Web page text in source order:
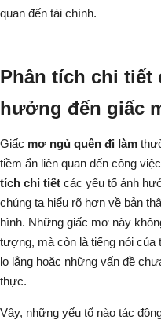
quan đến tài chính.
Phân tích chi tiết
hưởng đến giấc
Giấc mơ ngủ quên đi làm
tiềm ẩn liên quan đến công
tích chi tiết các yếu tố ảnh
chúng ta hiểu rõ hơn về bản
hình. Những giấc mơ này
tượng, mà còn là tiếng nói
lo lắng hoặc những vấn đề
thực.
Vậy, những yếu tố nào tác